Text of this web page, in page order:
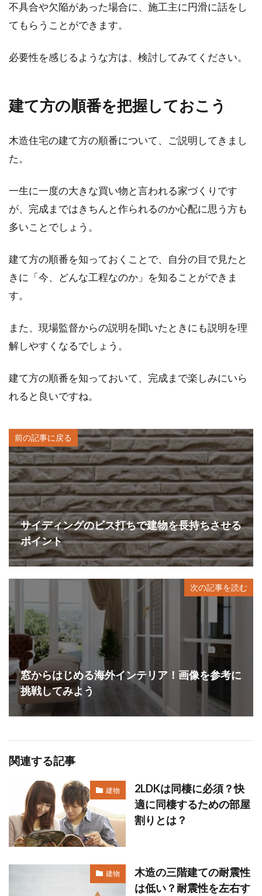
不具合や欠陥があった場合に、施工主に円滑に話をし
てもらうことができます。
必要性を感じるような方は、検討してみてください。
建て方の順番を把握しておこう
木造住宅の建て方の順番について、ご説明してきまし
た。
一生に一度の大きな買い物と言われる家づくりです
が、完成まではきちんと作られるのか心配に思う方も
多いことでしょう。
建て方の順番を知っておくことで、自分の目で見たと
きに「今、どんな工程なのか」を知ることができま
す。
また、現場監督からの説明を聞いたときにも説明を理
解しやすくなるでしょう。
建て方の順番を知っておいて、完成まで楽しみにいら
れると良いですね。
前の記事に戻る
サイディングのビス打ちで建物を長持ちさせる
ポイント
次の記事を読む
窓からはじめる海外インテリア！画像を参考に
挑戦してみよう
関連する記事
建物
2LDKは同棲に必須？快
適に同棲するための部屋
割りとは？
建物
木造の三階建ての耐震性
は低い？耐震性を左右す